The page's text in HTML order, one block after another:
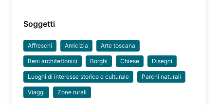
Soggetti
Affreschi Amicizia Arte toscana
Beni architettonici Borghi Chiese Disegni
Luoghi di interesse storico e culturale Parchi naturali
Viaggi Zone rurali